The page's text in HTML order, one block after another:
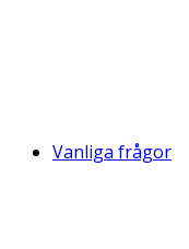
Vanliga frågor